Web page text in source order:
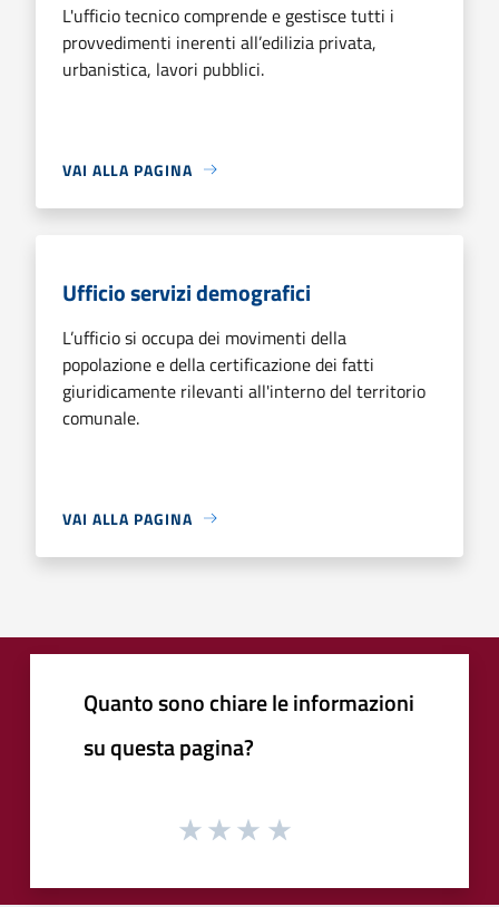
L'ufficio tecnico comprende e gestisce tutti i
provvedimenti inerenti all’edilizia privata,
urbanistica, lavori pubblici.
VAI ALLA PAGINA
Ufficio servizi demografici
L’ufficio si occupa dei movimenti della
popolazione e della certificazione dei fatti
giuridicamente rilevanti all'interno del territorio
comunale.
VAI ALLA PAGINA
Quanto sono chiare le informazioni
su questa pagina?